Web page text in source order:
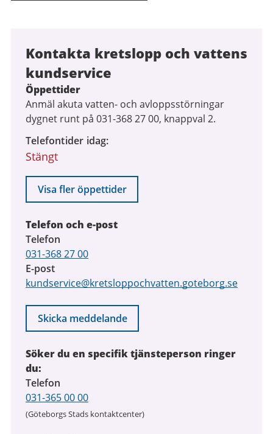
Kontakta kretslopp och vattens
kundservice
Öppettider
Anmäl akuta vatten- och avloppsstörningar
dygnet runt på 031-368 27 00, knappval 2.
Telefontider idag
Stängt
Visa fler öppettider
Telefon och e-post
Telefon
031-368 27 00
E-post
kundservice@kretsloppochvatten.goteborg.se
Skicka meddelande
Söker du en specifik tjänsteperson ringer
du:
Telefon
031-365 00 00
(Göteborgs Stads kontaktcenter)